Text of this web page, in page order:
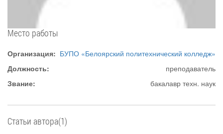
Место работы
Организация: БУПО «Белоярский политехнический колледж»
Должность:
преподаватель
Звание:
бакалавр техн. наук
Статьи автора(1)